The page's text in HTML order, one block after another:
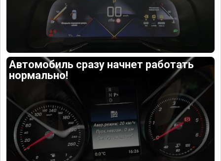
Автомобиль сразу начнет работать
нормально!